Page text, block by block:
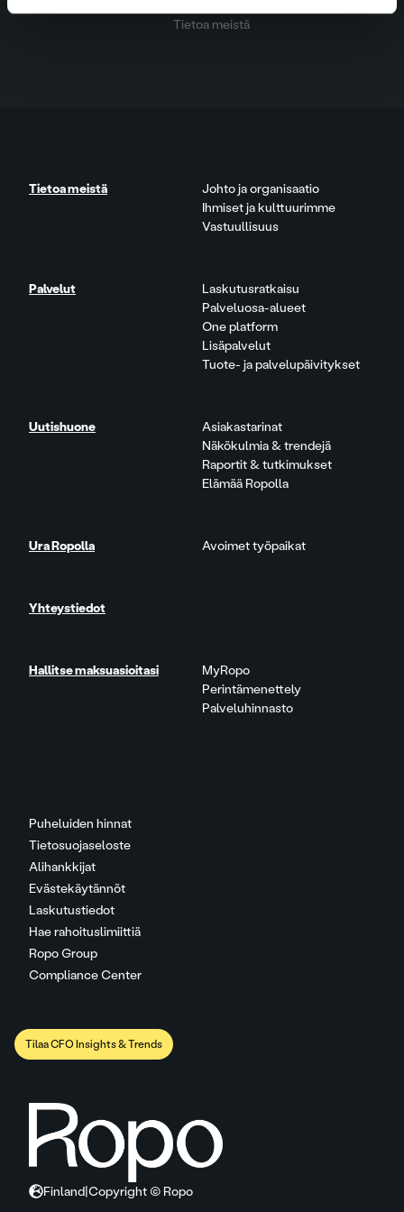
Palvelut
Tietoa meistä
Puheluiden hinnat
Tietosuojaseloste
Alihankkijat
Evästekäytännöt
Laskutustiedot
Hae rahoituslimiittiä
Ropo Group
Compliance Center
Tietoa meistä
Johto ja organisaatio
Ihmiset ja kulttuurimme
Vastuullisuus
Palvelut
Laskutusratkaisu
Palveluosa-alueet
One platform
Lisäpalvelut
Tuote- ja palvelupäivitykset
Uutishuone
Asiakastarinat
Näkökulmia & trendejä
Raportit & tutkimukset
Elämää Ropolla
Ura Ropolla Avoimet työpaikat
Yhteystiedot
Hallitse maksuasioitasi
MyRopo
Perintämenettely
Palveluhinnasto
Tilaa CFO Insights & Trends
Finland Copyright © Ropo